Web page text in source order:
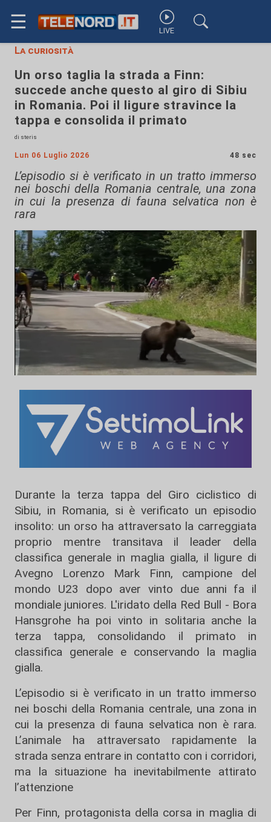
☰ LIVE
La curiosità
Un orso taglia la strada a Finn:
succede anche questo al giro di Sibiu
in Romania. Poi il ligure stravince la
tappa e consolida il primato
di steris
Lun 06 Luglio 2026 48 sec
L’episodio si è verificato in un tratto immerso
nei boschi della Romania centrale, una zona
in cui la presenza di fauna selvatica non è
rara
Durante la terza tappa del Giro ciclistico di
Sibiu, in Romania, si è verificato un episodio
insolito: un orso ha attraversato la carreggiata
proprio mentre transitava il leader della
classifica generale in maglia gialla, il ligure di
Avegno Lorenzo Mark Finn, campione del
mondo U23 dopo aver vinto due anni fa il
mondiale juniores. L'iridato della Red Bull - Bora
Hansgrohe ha poi vinto in solitaria anche la
terza tappa, consolidando il primato in
classifica generale e conservando la maglia
gialla.
L’episodio si è verificato in un tratto immerso
nei boschi della Romania centrale, una zona in
cui la presenza di fauna selvatica non è rara.
L’animale ha attraversato rapidamente la
strada senza entrare in contatto con i corridori,
ma la situazione ha inevitabilmente attirato
l’attenzione
Per Finn, protagonista della corsa in maglia di